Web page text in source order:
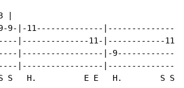
|
9-|-11--------------|---------------
|--------------11-|------------
|-----------------|-
|-----------------
S   H.          E E   H.        S S